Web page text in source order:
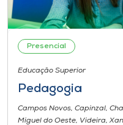
I.nova
Presencial
Educação Superior
Pedagogia
Campos Novos, Capinzal,
Miguel do Oeste, Videira,